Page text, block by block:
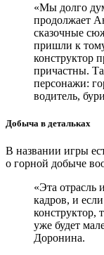
«Мы долго
продолжает
сказочные
пришли к
конструктор
причастны.
персонажи:
водитель,
Добыча в детальках
В названии игры
о горной добыче
«Эта отрасль
кадров, и
конструктор,
уже будет
Доронина.